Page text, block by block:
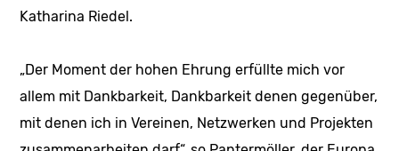
Katharina Riedel.
„Der Moment der hohen Ehrung erfüllte mich vor
allem mit Dankbarkeit, Dankbarkeit denen gegenüber,
mit denen ich in Vereinen, Netzwerken und Projekten